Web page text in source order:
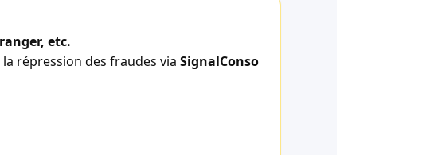
etc.
répression des fraudes via SignalConso